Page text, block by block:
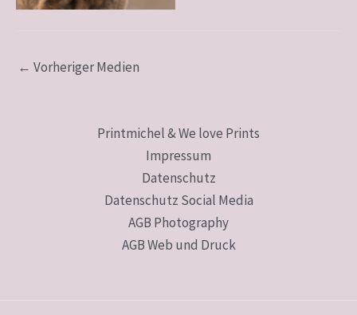
← Vorheriger Medien
Printmichel & We love Prints
Impressum
Datenschutz
Datenschutz Social Media
AGB Photography
AGB Web und Druck